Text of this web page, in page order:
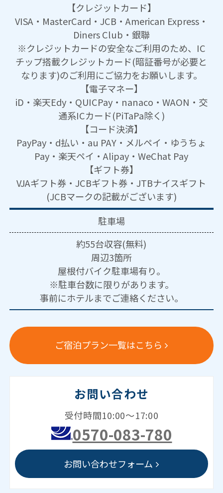
【クレジットカード】
VISA・MasterCard・JCB・American Express・
Diners Club・銀聯
※クレジットカードの安全なご利用のため、IC
チップ搭載クレジットカード(暗証番号が必要と
なります)のご利用にご協力をお願いします。
【電子マネー】
iD・楽天Edy・QUICPay・nanaco・WAON・交
通系ICカード(PiTaPa除く)
【コード決済】
PayPay・d払い・au PAY・メルペイ・ゆうちょ
Pay・楽天ペイ・Alipay・WeChat Pay
【ギフト券】
VJAギフト券・JCBギフト券・JTBナイスギフト
(JCBマークの記載がございます)
駐車場
約55台収容(無料)
周辺3箇所
屋根付バイク駐車場有り。
※駐車台数に限りがあります。
事前にホテルまでご連絡ください。
ご宿泊プラン一覧はこちら
お問い合わせ
受付時間10:00～17:00
0570-083-780
お問い合わせフォーム